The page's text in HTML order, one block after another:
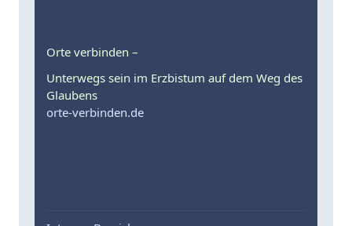
Orte verbinden –
Unterwegs sein im Erzbistum auf dem Weg des
Glaubens
orte-verbinden.de